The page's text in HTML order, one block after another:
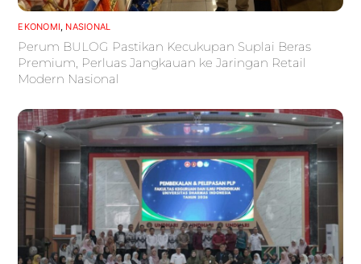
EKONOMI, NASIONAL
Perum BULOG Pastikan Kecukupan Suplai Beras
Premium, Perluas Jangkauan ke Jaringan Retail
Modern Nasional